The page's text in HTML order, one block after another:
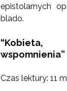
epistolarnych
blado.
wspomnienia”
Czas lektury: 11